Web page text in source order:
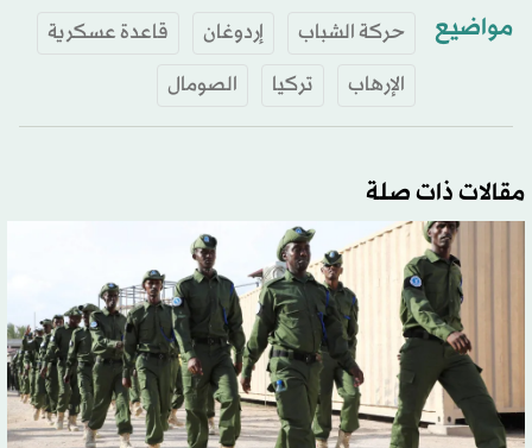
مواضيع حركة الشباب إردوغان
قاعدة عسكرية
الإرهاب
تركيا الصومال
مقالات ذات صلة